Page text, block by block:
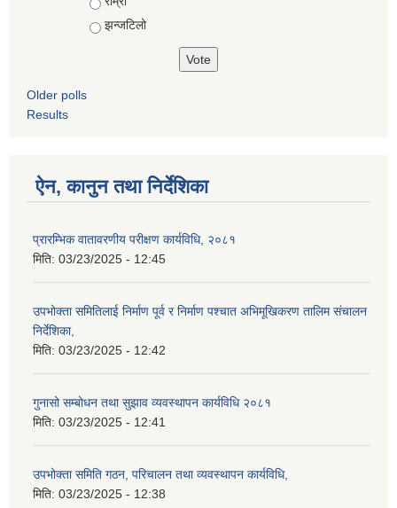
झन्जटिलो
Older polls
Results
ऐन, कानुन तथा निर्देशिका
प्रारम्भिक वातावरणीय परीक्षण कार्यविधि, २०८१
मिति: 03/23/2025 - 12:45
उपभोक्ता समितिलाई निर्माण पूर्व र निर्माण पश्चात अभिमूखिकरण तालिम संचालन
निर्देशिका,
मिति: 03/23/2025 - 12:42
गुनासो सम्बोधन तथा सुझाव व्यवस्थापन कार्यविधि २०८१
मिति: 03/23/2025 - 12:41
उपभोक्ता समिति गठन, परिचालन तथा व्यवस्थापन कार्यविधि,
मिति: 03/23/2025 - 12:38